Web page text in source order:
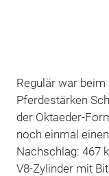
Regulär war
Pferdestärken
der Oktaeder-
noch einmal
Nachschlag: 467
V8-Zylinder mit